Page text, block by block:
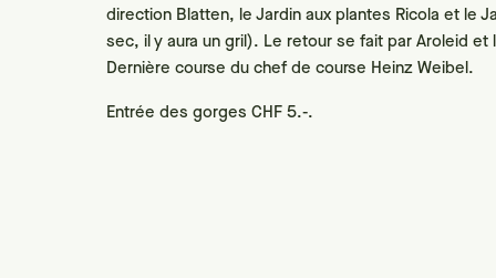
direction Blatten, le Jardin aux plantes Ricola et le
sec, il y aura un gril). Le retour se fait par Aroleid
Dernière course du chef de course Heinz Weibel.
Entrée des gorges CHF 5.-.